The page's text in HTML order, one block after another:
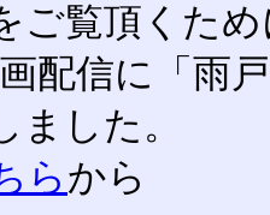
ご覧頂くた
配信に「雨
ました。
ら から